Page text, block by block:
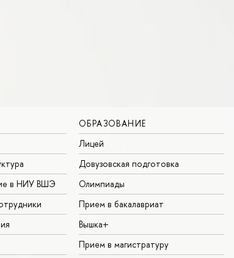
в НИУ ВШЭ
ОБРАЗОВАНИЕ
Лицей
Довузовская подготовка
Олимпиады
Прием в бакалавриат
Вышка+
Прием в магистратуру